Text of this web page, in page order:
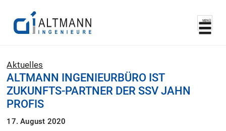
MENÜ
Aktuelles
ALTMANN INGENIEURBÜRO IST
ZUKUNFTS-PARTNER DER SSV JAHN
PROFIS
17. August 2020